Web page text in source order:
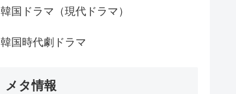
韓国ドラマ（現代ドラマ）
韓国時代劇ドラマ
メタ情報